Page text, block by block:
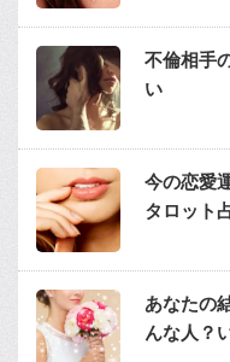
不倫相手
い
今の恋愛
タロット
あなたの
んな人？